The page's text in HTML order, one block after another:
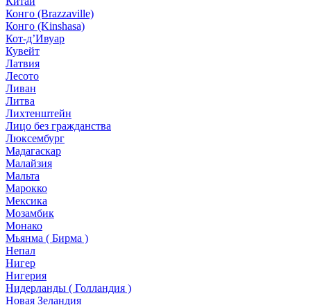
Конго (Brazzaville)
Конго (Kinshasa)
Кот-д’Ивуар
Кувейт
Латвия
Лесото
Ливан
Литва
Лихтенштейн
Лицо без гражданства
Люксембург
Мадагаскар
Малайзия
Мальта
Марокко
Мексика
Мозамбик
Монако
Мьянма ( Бирма )
Непал
Нигер
Нигерия
Нидерланды ( Голландия )
Новая Зеландия